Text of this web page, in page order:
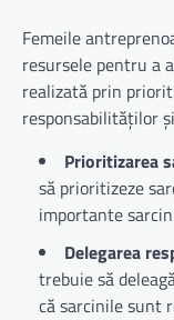
Femeile
resursele pentru a
realizată prin
responsabilităților
Prioritizarea
să prioritizeze
importante
Delegarea
trebuie să
că sarcinile sunt